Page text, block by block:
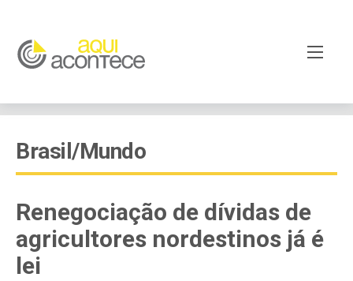
Brasil/Mundo
Renegociação de dívidas de
agricultores nordestinos já é
lei